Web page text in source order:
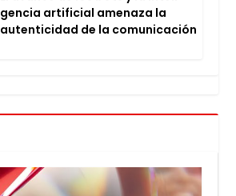
gen­cia arti­fi­cial ame­na­za la
auten­ti­ci­dad de la comu­ni­ca­ción